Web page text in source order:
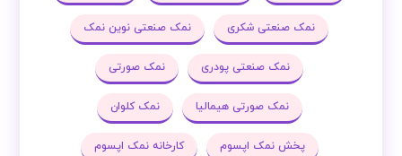
نمک صنعتی شکری نمک صنعتی نوین نمک
نمک صنعتی پودری نمک صورتی
نمک صورتی هیمالیا نمک کلوان
پخش نمک اپسوم کارخانه نمک اپسوم